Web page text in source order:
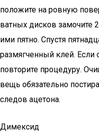
положите на ровную
ватных дисков замочите
ими пятно. Спустя
размягченный клей. Если
повторите процедуру.
вещь обязательно
следов ацетона.
Димексид